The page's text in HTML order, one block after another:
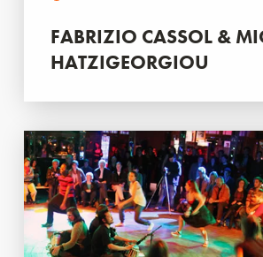
FABRIZIO CASSOL &
HATZIGEORGIOU